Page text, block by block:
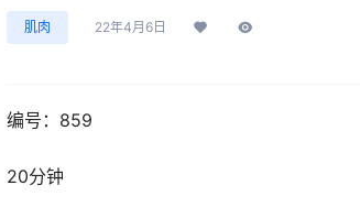
肌肉 22年4月6日
编号：859
20分钟